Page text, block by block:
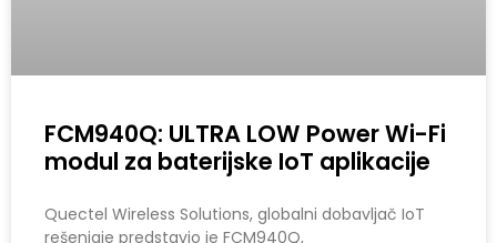
FCM940Q: ULTRA LOW Power Wi-Fi
modul za baterijske IoT aplikacije
Quectel Wireless Solutions, globalni dobavljač IoT
rešenjaje predstavio je FCM940Q,